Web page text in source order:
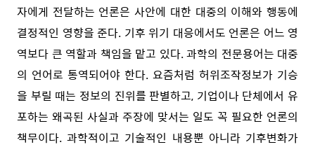
자에게 전달하는 언론은 사안에 대한 대중의 이해와 행동에
결정적인 영향을 준다. 기후 위기 대응에서도 언론은 어느 영
역보다 큰 역할과 책임을 맡고 있다. 과학의 전문용어는 대중
의 언어로 통역되어야 한다. 요즘처럼 허위조작정보가 기승
을 부릴 때는 정보의 진위를 판별하고, 기업이나 단체에서 유
포하는 왜곡된 사실과 주장에 맞서는 일도 꼭 필요한 언론의
책무이다. 과학적이고 기술적인 내용뿐 아니라 기후변화가